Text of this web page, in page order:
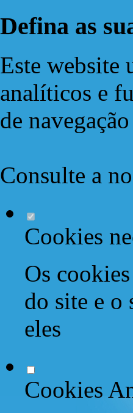
Defina as
Este website
analíticos e
de
Consulte a
Cookies
Os
do site e o
eles
Cookies